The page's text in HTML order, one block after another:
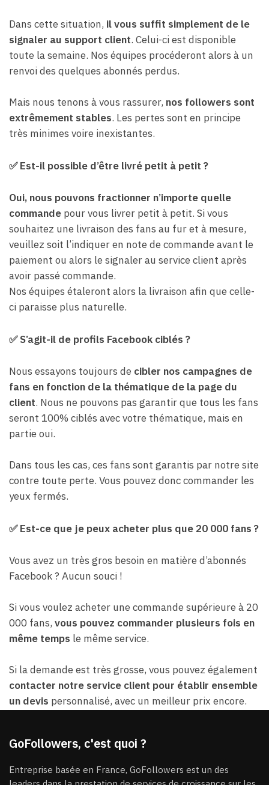
Dans cette situation, il vous suffit simplement de le
signaler au support client. Celui-ci est disponible
toute la semaine. Nos équipes procéderont alors à un
renvoi des quelques abonnés perdus.
Mais nous tenons à vous rassurer, nos followers sont
extrêmement stables. Les pertes sont en principe
très minimes voire inexistantes.
✅ Est-il possible d’être livré petit à petit ?
Oui, nous pouvons fractionner n’importe quelle
commande pour vous livrer petit à petit. Si vous
souhaitez une livraison des fans au fur et à mesure,
veuillez soit l’indiquer en note de commande avant le
paiement ou alors le signaler au service client après
avoir passé commande.
Nos équipes étaleront alors la livraison afin que celle-
ci paraisse plus naturelle.
✅ S’agit-il de profils Facebook ciblés ?
Nous essayons toujours de cibler nos campagnes de
fans en fonction de la thématique de la page du
client. Nous ne pouvons pas garantir que tous les fans
seront 100% ciblés avec votre thématique, mais en
partie oui.
Dans tous les cas, ces fans sont garantis par notre site
contre toute perte. Vous pouvez donc commander les
yeux fermés.
✅ Est-ce que je peux acheter plus que 20 000 fans ?
Vous avez un très gros besoin en matière d’abonnés
Facebook ? Aucun souci !
Si vous voulez acheter une commande supérieure à 20
000 fans, vous pouvez commander plusieurs fois en
même temps le même service.
Si la demande est très grosse, vous pouvez également
contacter notre service client pour établir ensemble
un devis personnalisé, avec un meilleur prix encore.
GoFollowers, c'est quoi ?
Entreprise basée en France, GoFollowers est un des